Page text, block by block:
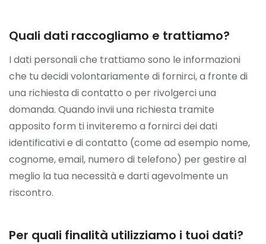
Quali dati raccogliamo e trattiamo?
I dati personali che trattiamo sono le informazioni
che tu decidi volontariamente di fornirci, a fronte di
una richiesta di contatto o per rivolgerci una
domanda. Quando invii una richiesta tramite
apposito form ti inviteremo a fornirci dei dati
identificativi e di contatto (come ad esempio nome,
cognome, email, numero di telefono) per gestire al
meglio la tua necessità e darti agevolmente un
riscontro.
Per quali finalità utilizziamo i tuoi dati?